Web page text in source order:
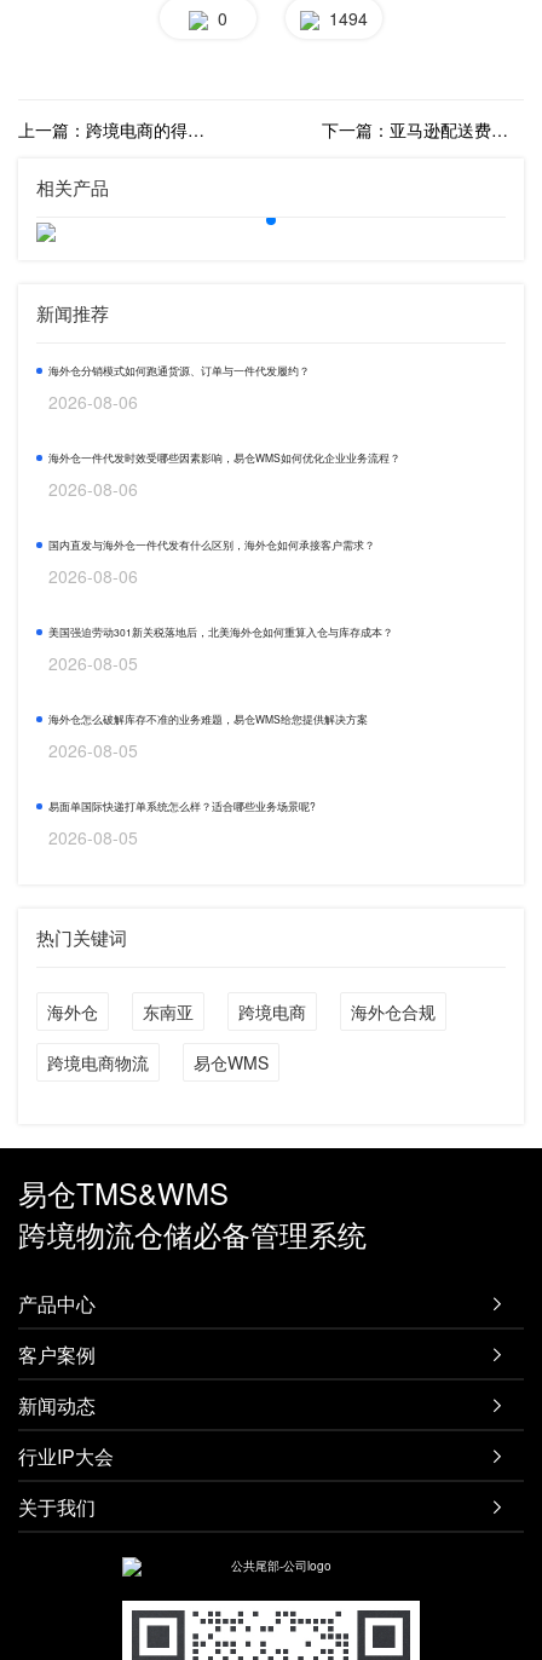
0 1494
上一篇：跨境电商的得力助手：海外仓WMS系统的重要性与选择指南 下一篇：亚马逊配送费上调，第三方海外仓迎来新机遇
相关产品
新闻推荐
海外仓分销模式如何跑通货源、订单与一件代发履约？
2026-08-06
海外仓一件代发时效受哪些因素影响，易仓WMS如何优化企业业务流程？
2026-08-06
国内直发与海外仓一件代发有什么区别，海外仓如何承接客户需求？
2026-08-06
美国强迫劳动301新关税落地后，北美海外仓如何重算入仓与库存成本？
2026-08-05
海外仓怎么破解库存不准的业务难题，易仓WMS给您提供解决方案
2026-08-05
易面单国际快递打单系统怎么样？适合哪些业务场景呢?
2026-08-05
热门关键词
海外仓 东南亚 跨境电商 海外仓合规
跨境电商物流 易仓WMS
易仓TMS&WMS
跨境物流仓储必备管理系统
产品中心 
客户案例 
新闻动态 
行业IP大会 
关于我们 